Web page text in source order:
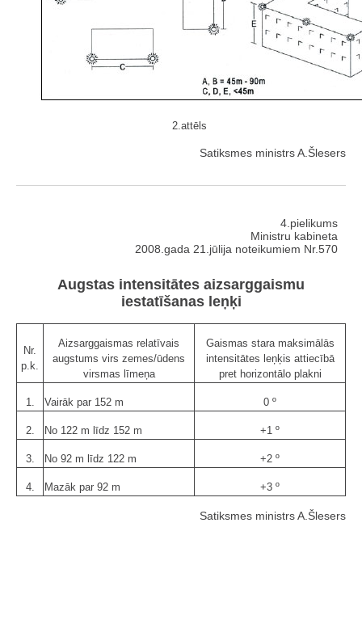
2.attēls
Satiksmes ministrs A.Šlesers
4.pielikums
Ministru kabineta
2008.gada 21.jūlija noteikumiem Nr.570
Augstas intensitātes aizsarggaismu
iestatīšanas leņķi
Nr.
p.k.
Aizsarggaismas relatīvais
augstums virs zemes/ūdens
virsmas līmeņa
Gaismas stara maksimālās
intensitātes leņķis attiecībā
pret horizontālo plakni
1. Vairāk par 152 m 0 º
2. No 122 m līdz 152 m +1 º
3. No 92 m līdz 122 m +2 º
4. Mazāk par 92 m +3 º
Satiksmes ministrs A.Šlesers